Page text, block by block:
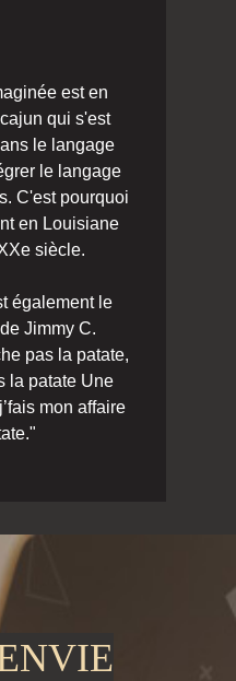
est en
qui s'est
le langage
le langage
C'est pourquoi
en Louisiane
siècle.
également le
Jimmy C.
pas la patate,
la patate Une
mon affaire